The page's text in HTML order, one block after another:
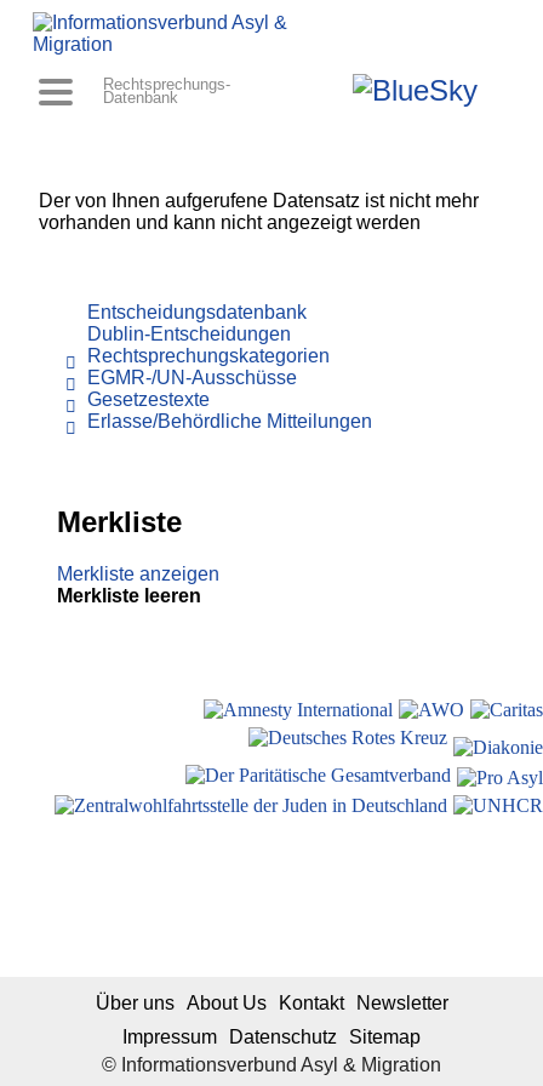
Rechtsprechungs-
Datenbank
Der von Ihnen aufgerufene Datensatz ist nicht mehr
vorhanden und kann nicht angezeigt werden
Entscheidungsdatenbank
Dublin-Entscheidungen
Rechtsprechungskategorien
EGMR-/UN-Ausschüsse
Gesetzestexte
Erlasse/Behördliche Mitteilungen
Merkliste
Merkliste anzeigen
Merkliste leeren
© Informationsverbund Asyl & Migration
Über uns About Us Kontakt
Newsletter
Impressum
Datenschutz Sitemap